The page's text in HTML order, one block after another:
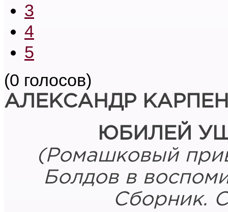
3
4
5
(0 голосов)
АЛЕКСАНДР
ЮБИЛЕЙ
(Ромашковый
Болдов в
Сборник.